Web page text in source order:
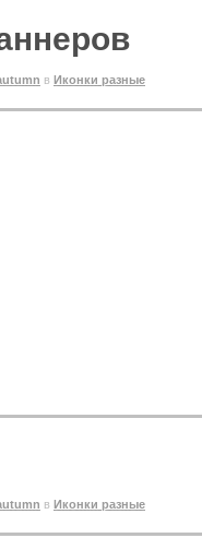
в Иконки разные
в Иконки разные